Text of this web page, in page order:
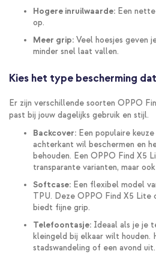
Hogere inruilwaarde: Een
op.
Meer grip: Veel hoesjes geven
minder snel laat vallen.
Kies het type bescherming
Er zijn verschillende soorten OPPO
past bij jouw dagelijks gebruik en stijl.
Backcover: Een populaire
achterkant wil beschermen en
behouden. Een OPPO Find X5
transparante varianten, maar
Softcase: Een flexibel model
TPU. Deze OPPO Find X5 Lite
biedt fijne grip.
Telefoontasje: Ideaal als je je
kleingeld bij elkaar wilt houden.
stadswandeling of een avond uit.